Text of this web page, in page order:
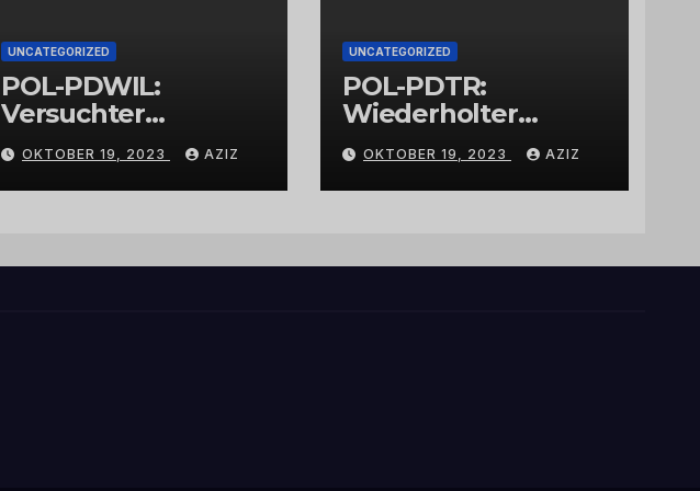
UNCATEGORIZED
POL-PDWIL:
Versuchter
Einbruch im
Gewerbegebiet
Wittlich
OKTOBER 19, 2023 AZIZ
UNCATEGORIZED
POL-PDTR:
Wiederholter
Aufbruch des
Automaten am
Wohnmobilstellplat
OKTOBER 19, 2023 AZIZ